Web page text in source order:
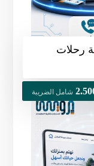
رحلات
شامل الضريبة